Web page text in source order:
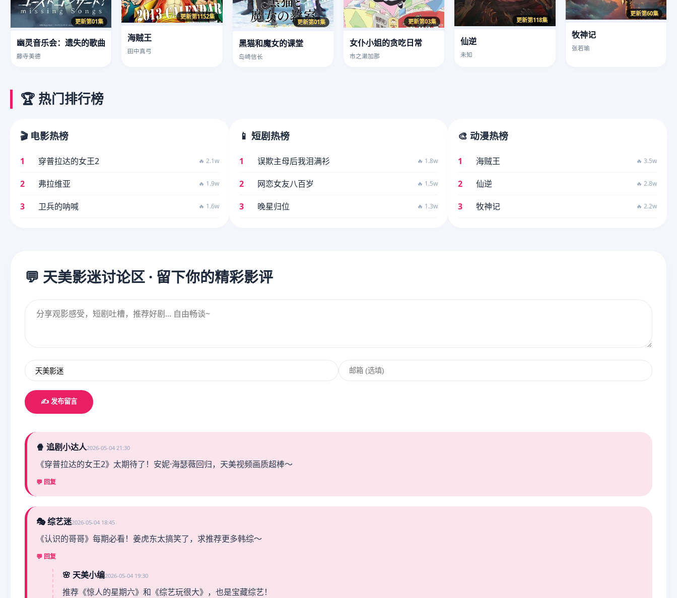
更新第01集
幽灵音乐会：遗失的歌曲
藤寺美德
更新第1152集
海贼王
田中真弓
更新第01集
黑猫和魔女的课堂
岛崎信长
更新第03集
女仆小姐的贪吃日常
市之濑加那
更新第118集
仙逆
未知
更新第60集
牧神记
张若瑜
🏆 热门排行榜
🎬 电影热榜
1 穿普拉达的女王2 🔥 2.1w
2 弗拉维亚 🔥 1.9w
3 卫兵的呐喊 🔥 1.6w
📱 短剧热榜
1 误欺主母后我泪满衫 🔥 1.8w
2 网恋女友八百岁 🔥 1.5w
3 晚星归位 🔥 1.3w
🎨 动漫热榜
1 海贼王 🔥 3.5w
2 仙逆 🔥 2.8w
3 牧神记 🔥 2.2w
💬 天美影迷讨论区 · 留下你的精彩影评
✍️ 发布留言
🍿 追剧小达人2026-05-04 21:30
《穿普拉达的女王2》太期待了！安妮·海瑟薇回归，天美视频画质超棒～
💬 回复
🎭 综艺迷2026-05-04 18:45
《认识的哥哥》每期必看！姜虎东太搞笑了，求推荐更多韩综～
💬 回复
🌸 天美小编2026-05-04 19:30
推荐《惊人的星期六》和《综艺玩很大》，也是宝藏综艺！